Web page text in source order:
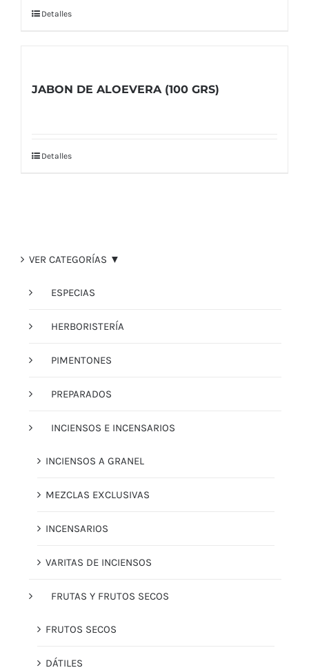
Detalles
JABON DE ALOEVERA (100 GRS)
Detalles
VER CATEGORÍAS ▼
ESPECIAS
HERBORISTERÍA
PIMENTONES
PREPARADOS
INCIENSOS E INCENSARIOS
INCIENSOS A GRANEL
MEZCLAS EXCLUSIVAS
INCENSARIOS
VARITAS DE INCIENSOS
FRUTAS Y FRUTOS SECOS
FRUTOS SECOS
DÁTILES